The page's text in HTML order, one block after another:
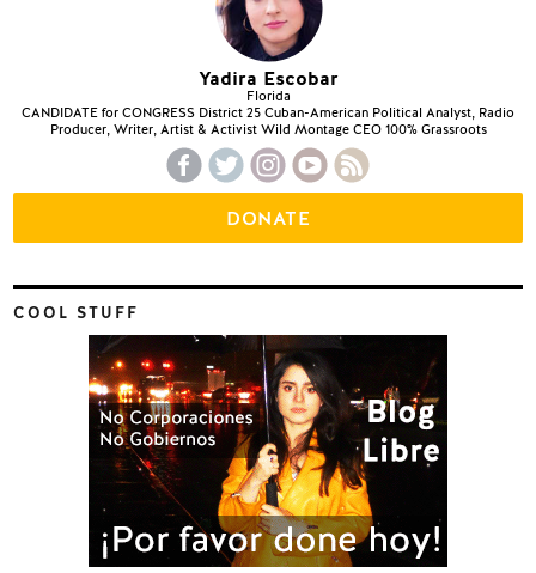
Yadira Escobar
Florida
CANDIDATE for CONGRESS District 25 Cuban-American Political Analyst, Radio
Producer, Writer, Artist & Activist Wild Montage CEO 100% Grassroots
DONATE
COOL STUFF